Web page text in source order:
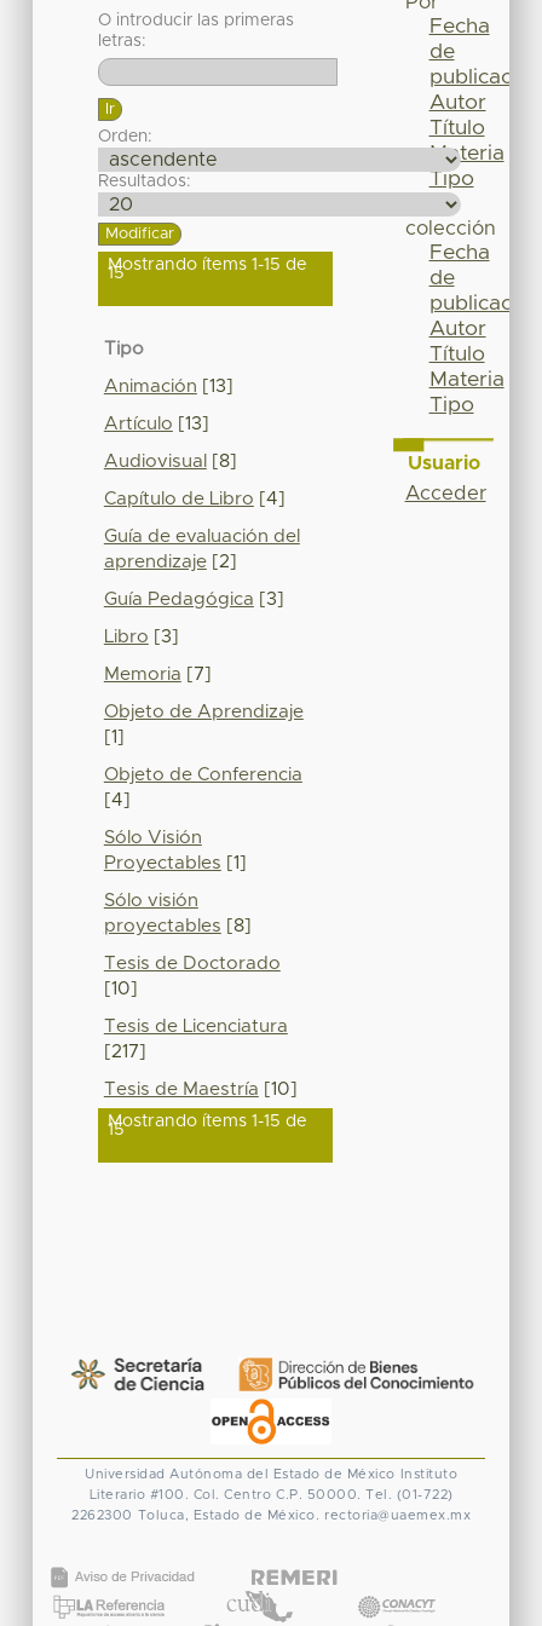
O introducir las primeras
letras:
Orden:
Resultados:
Mostrando ítems 1-15 de
15
Tipo
Animación [13]
Artículo [13]
Audiovisual [8]
Capítulo de Libro [4]
Guía de evaluación del
aprendizaje[2]
Guía Pedagógica [3]
Libro [3]
Memoria [7]
Objeto de Aprendizaje
[1]
Objeto de Conferencia
[4]
Sólo Visión
Proyectables [1]
Sólo visión
proyectables [8]
Tesis de Doctorado
[10]
Tesis de Licenciatura
[217]
Tesis de Maestría [10]
Mostrando ítems 1-15 de
15
Fecha
de
publicación
Autor
Título
Materia
Tipo
colección
Fecha
de
publicación
Autor
Título
Materia
Tipo
Usuario
Acceder
Universidad Autónoma del Estado de México
Instituto
Literario #100. Col. Centro C.P. 50000. Tel. (01-722)
2262300 Toluca, Estado de México. rectoria@uaemex.mx